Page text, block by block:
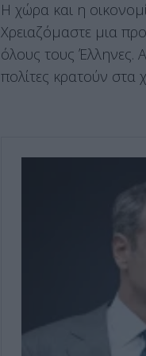
Η χώρα και η
Χρειαζόμαστε μια
όλους τους Έλληνες.
πολίτες κρατούν στα